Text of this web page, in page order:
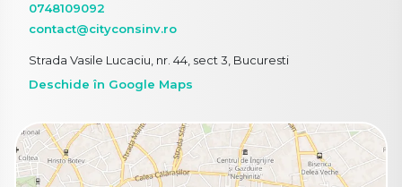
0748109092
contact@cityconsinv.ro
Strada Vasile Lucaciu, nr. 44, sect 3, Bucuresti
Deschide în Google Maps